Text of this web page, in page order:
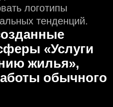
логотипы
тенденций.
«Услуги
жилья»,
обычного